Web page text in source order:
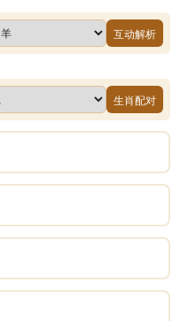
、堂
戒仪式
木等事。
儿子、干女儿
互动解析
生肖配对